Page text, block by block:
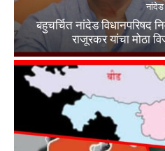
नांदेड
बहुचर्चित नांदेड
राजूरकर यांचा मोठा